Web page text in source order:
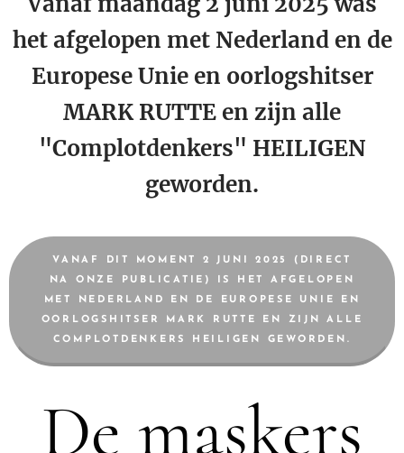
het afgelopen met Nederland en de
Europese Unie en oorlogshitser
MARK RUTTE en zijn alle
"Complotdenkers" HEILIGEN
geworden.
VANAF DIT MOMENT 2 JUNI 2025 (DIRECT
NA ONZE PUBLICATIE) IS HET AFGELOPEN
MET NEDERLAND EN DE EUROPESE UNIE EN
OORLOGSHITSER MARK RUTTE EN ZIJN ALLE
COMPLOTDENKERS HEILIGEN GEWORDEN.
De maskers